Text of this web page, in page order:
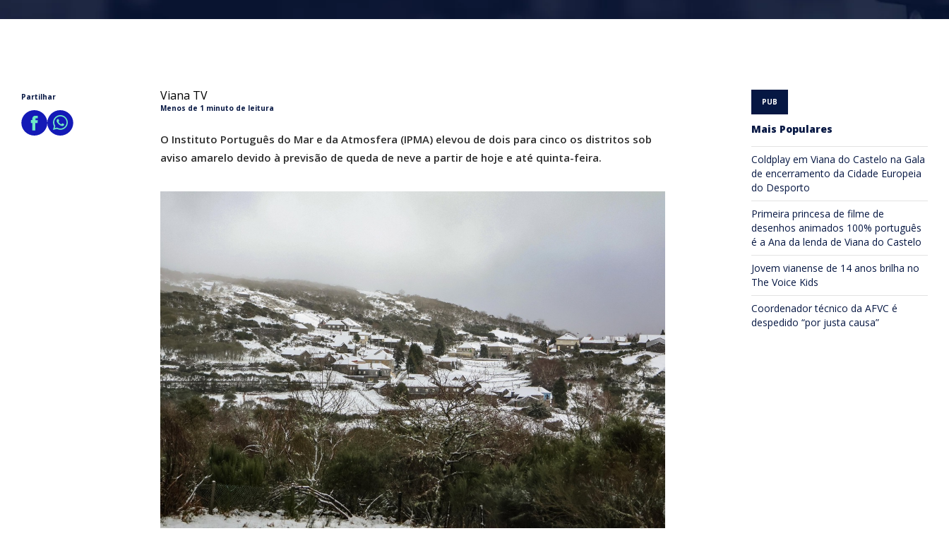
Partilhar Viana TV
Menos de 1 minuto de leitura
O Instituto Português do Mar e da Atmosfera (IPMA) elevou de dois para cinco os distritos sob
aviso amarelo devido à previsão de queda de neve a partir de hoje e até quinta-feira.
Mais Populares
Coldplay em Viana do Castelo na Gala
de encerramento da Cidade Europeia
do Desporto
Primeira princesa de filme de
desenhos animados 100% português
é a Ana da lenda de Viana do Castelo
Jovem vianense de 14 anos brilha no
The Voice Kids
Coordenador técnico da AFVC é
despedido “por justa causa”